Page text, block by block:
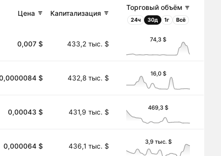
Цена Капитализация
Торговый объём
24ч 30д 1г
0,007 $ 433,2 тыс. $
74,3 $
0,0000084 $ 432,8 тыс. $
16,0 $
0,00043 $ 431,9 тыс. $
469,3 $
0,000064 $ 436,1 тыс. $
3,9 тыс. $